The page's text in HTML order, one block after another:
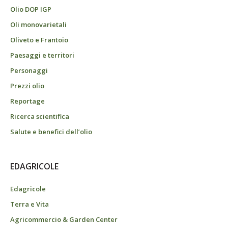
Olio DOP IGP
Oli monovarietali
Oliveto e Frantoio
Paesaggi e territori
Personaggi
Prezzi olio
Reportage
Ricerca scientifica
Salute e benefici dell’olio
EDAGRICOLE
Edagricole
Terra e Vita
Agricommercio & Garden Center